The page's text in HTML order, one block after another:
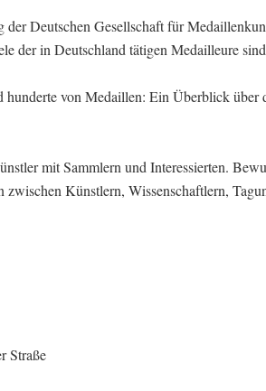
der Deutschen Gesellschaft für
der in Deutschland tätigen Medailleure
von Medaillen: Ein Überblick über
mit Sammlern und Interessierten.
Künstlern, Wissenschaftlern,
Straße